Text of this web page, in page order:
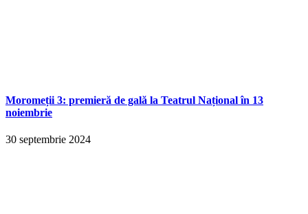
Moromeții 3: premieră de gală la Teatrul Național în 13
noiembrie
30 septembrie 2024